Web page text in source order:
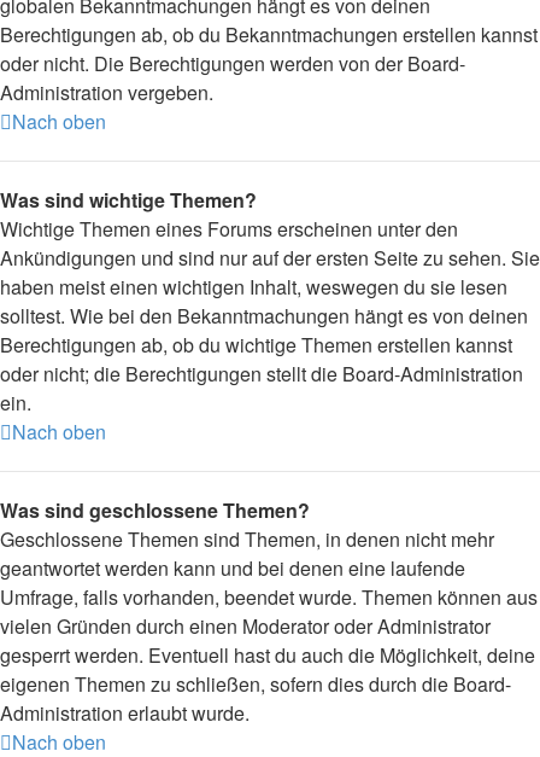
Berechtigungen ab, ob du Bekanntmachungen erstellen kannst
oder nicht. Die Berechtigungen werden von der Board-
Administration vergeben.
Nach oben
Was sind wichtige Themen?
Wichtige Themen eines Forums erscheinen unter den
Ankündigungen und sind nur auf der ersten Seite zu sehen. Sie
haben meist einen wichtigen Inhalt, weswegen du sie lesen
solltest. Wie bei den Bekanntmachungen hängt es von deinen
Berechtigungen ab, ob du wichtige Themen erstellen kannst
oder nicht; die Berechtigungen stellt die Board-Administration
ein.
Nach oben
Was sind geschlossene Themen?
Geschlossene Themen sind Themen, in denen nicht mehr
geantwortet werden kann und bei denen eine laufende
Umfrage, falls vorhanden, beendet wurde. Themen können aus
vielen Gründen durch einen Moderator oder Administrator
gesperrt werden. Eventuell hast du auch die Möglichkeit, deine
eigenen Themen zu schließen, sofern dies durch die Board-
Administration erlaubt wurde.
Nach oben